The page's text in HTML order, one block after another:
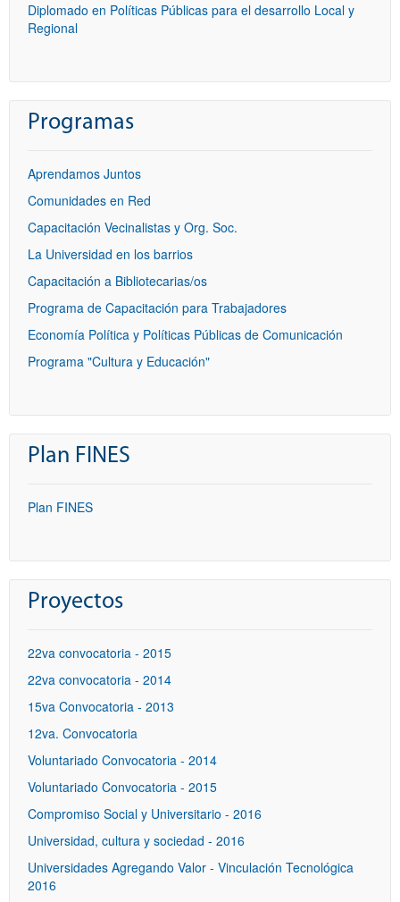
Diplomado en Políticas Públicas para el desarrollo Local y
Regional
Programas
Aprendamos Juntos
Comunidades en Red
Capacitación Vecinalistas y Org. Soc.
La Universidad en los barrios
Capacitación a Bibliotecarias/os
Programa de Capacitación para Trabajadores
Economía Política y Políticas Públicas de Comunicación
Programa "Cultura y Educación"
Plan FINES
Plan FINES
Proyectos
22va convocatoria - 2015
22va convocatoria - 2014
15va Convocatoria - 2013
12va. Convocatoria
Voluntariado Convocatoria - 2014
Voluntariado Convocatoria - 2015
Compromiso Social y Universitario - 2016
Universidad, cultura y sociedad - 2016
Universidades Agregando Valor - Vinculación Tecnológica
2016